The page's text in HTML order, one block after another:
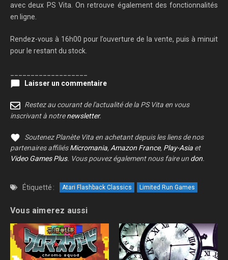
avec deux PS Vita. On retrouve également des fonctionnalités
en ligne.
Rendez-vous à 16h00 pour l’ouverture de la vente, puis à minuit
pour le restant du stock.
Laisser un commentaire
Restez au courant de l'actualité de la PS Vita en vous
inscrivant à notrenewsletter.
Soutenez Planète Vita en achetant depuis les liens de nos
partenaires affiliésMicromania, Amazon France, Play-Asia et
Video Games Plus. Vous pouvez également nous faire un don.
Étiquetté : Atari Flashback Classics Limited Run Games
Vous aimerez aussi